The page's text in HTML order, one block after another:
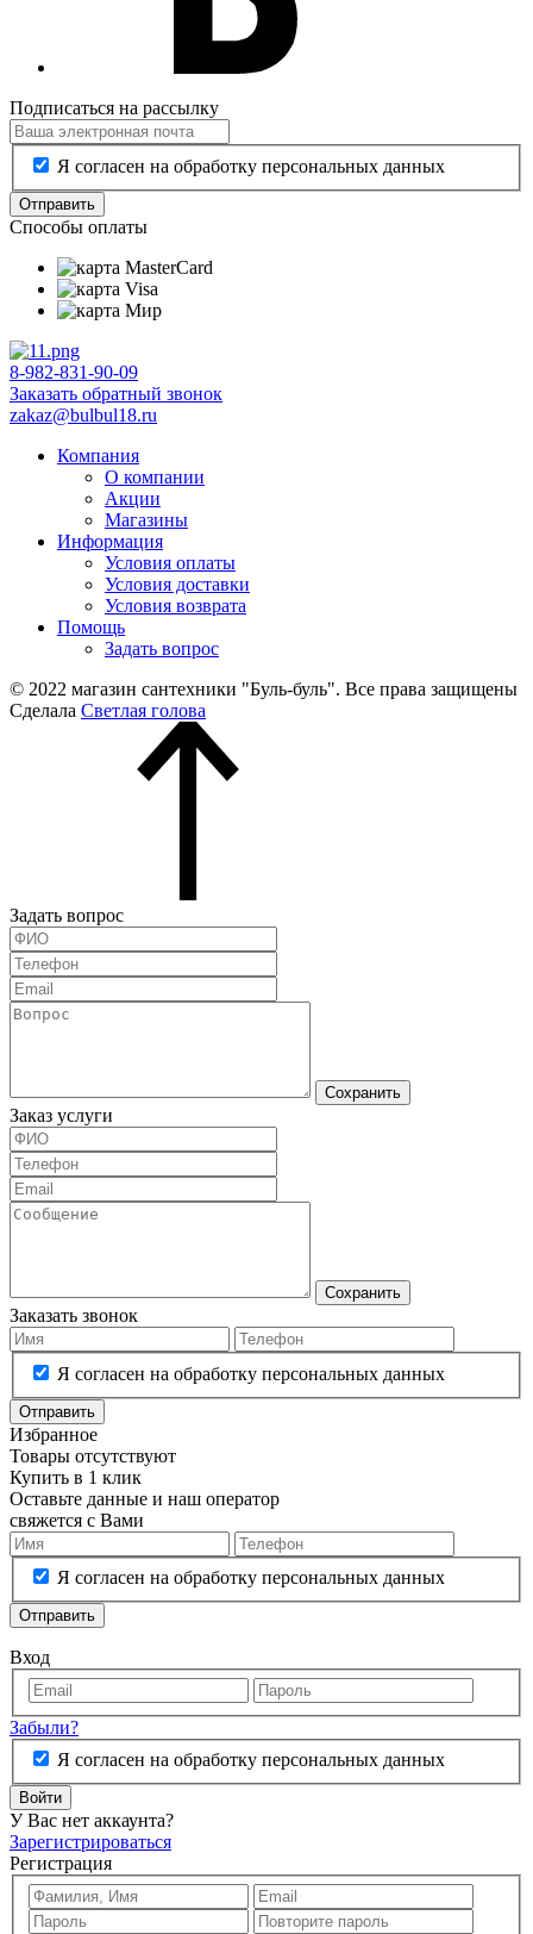
Подписаться на рассылку
Я согласен на обработку персональных данных
Отправить
Способы оплаты
8-982-831-90-09
Заказать обратный звонок
zakaz@bulbul18.ru
Компания
О компании
Акции
Магазины
Информация
Условия оплаты
Условия доставки
Условия возврата
Помощь
Задать вопрос
© 2022 магазин сантехники "Буль-буль". Все права защищены
Сделала Светлая голова
Задать вопрос
Сохранить
Заказ услуги
Сохранить
Заказать звонок
Я согласен на обработку персональных данных
Отправить
Избранное
Товары отсутствуют
Купить в 1 клик
Оставьте данные и наш оператор
свяжется с Вами
Я согласен на обработку персональных данных
Отправить
Вход
Забыли?
Я согласен на обработку персональных данных
Войти
У Вас нет аккаунта?
Зарегистрироваться
Регистрация